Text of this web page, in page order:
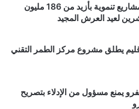
عامل إقليم صفرو يطلق ويدشن مشاريع تنموية بأزيد من 186 مليون
لعيد العرش المجيد
يطلق مشروع مركز الطمر التقني
يمنع مسؤول من الإدلاء بتصريح